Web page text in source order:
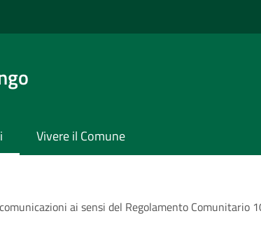
Vivere il Comune
ai sensi del Regolamento